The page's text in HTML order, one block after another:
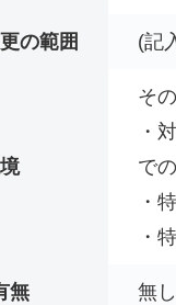
の範囲 (記
そ
・
で
・
・
無 無し